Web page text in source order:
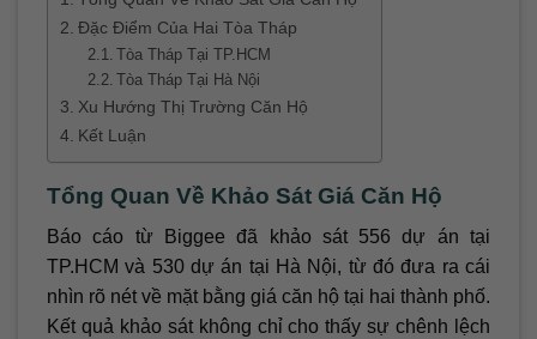
Đặc Điểm Của Hai Tòa Tháp
Tòa Tháp Tại TP.HCM
Tòa Tháp Tại Hà Nội
Xu Hướng Thị Trường Căn Hộ
Kết Luận
Tổng Quan Về Khảo Sát Giá Căn Hộ
Báo cáo từ Biggee đã khảo sát 556 dự án tại
TP.HCM và 530 dự án tại Hà Nội, từ đó đưa ra cái
nhìn rõ nét về mặt bằng giá căn hộ tại hai thành phố.
Kết quả khảo sát không chỉ cho thấy sự chênh lệch